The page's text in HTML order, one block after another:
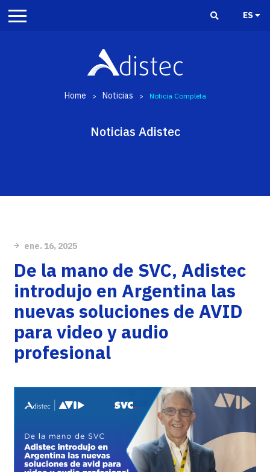
ES
Home > Noticias > Noticia Completa
Noticias Adistec
ene. 16, 2025
De la mano de SVC, Adistec
introdujo en Argentina las
nuevas soluciones de AVID
para video y audio
profesional